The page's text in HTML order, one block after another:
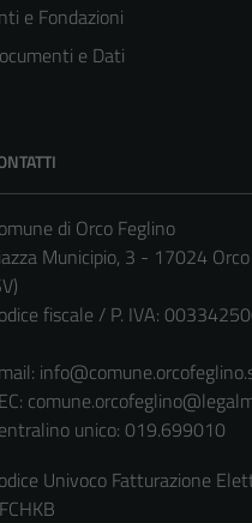
e Fondazioni
e Dati
di Orco Feglino
Municipio, 3 - 17024
fiscale / P. IVA:
unico: 019.699010
Univoco Fatturazione